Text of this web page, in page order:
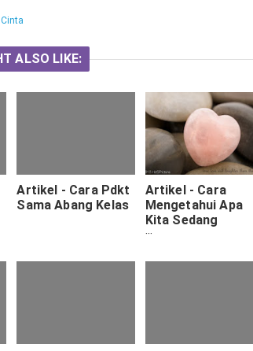
ALSO LIKE:
Artikel - Cara Pdkt
Sama Abang Kelas
Artikel - Cara
Mengetahui Apa
Kita Sedang
Menyukai
Tidak